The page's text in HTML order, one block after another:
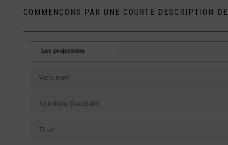
COMMENÇONS PAR UNE COURTE DESCRIPTION